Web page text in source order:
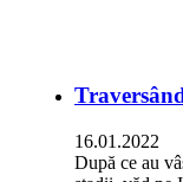
16.01.2022
După ce au